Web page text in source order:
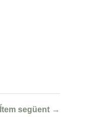
Ítem següent →